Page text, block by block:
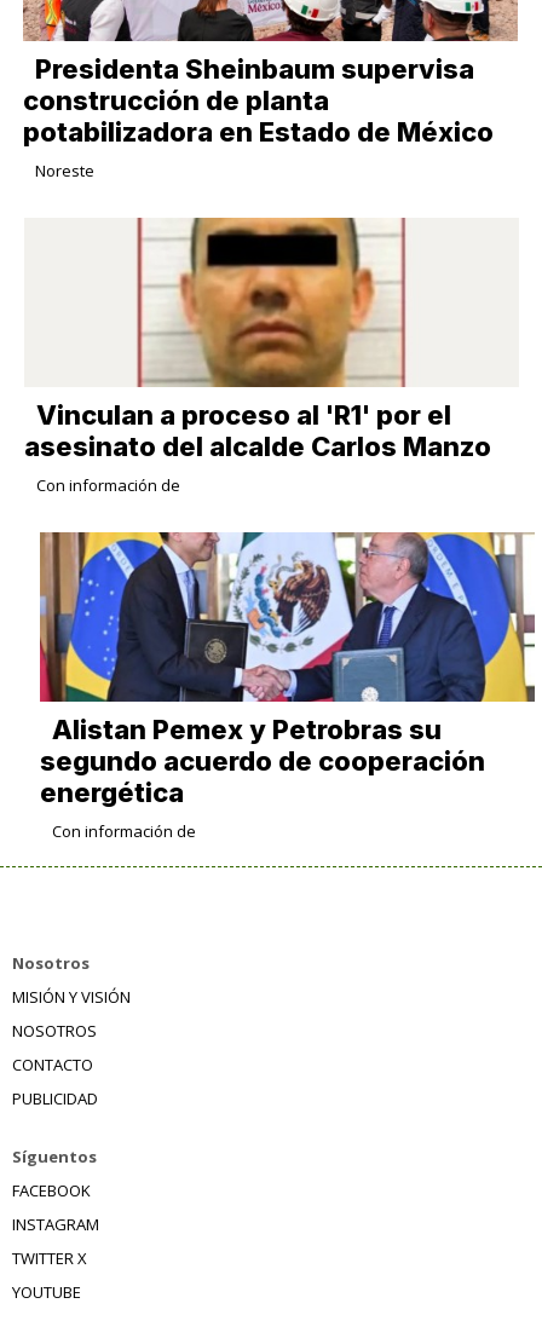
Presidenta Sheinbaum supervisa
construcción de planta
potabilizadora en Estado de México
Noreste
Vinculan a proceso al 'R1' por el
asesinato del alcalde Carlos Manzo
Con información de
Alistan Pemex y Petrobras su
segundo acuerdo de cooperación
energética
Con información de
Nosotros
MISIÓN Y VISIÓN
NOSOTROS
CONTACTO
PUBLICIDAD
Síguentos
FACEBOOK
INSTAGRAM
TWITTER X
YOUTUBE